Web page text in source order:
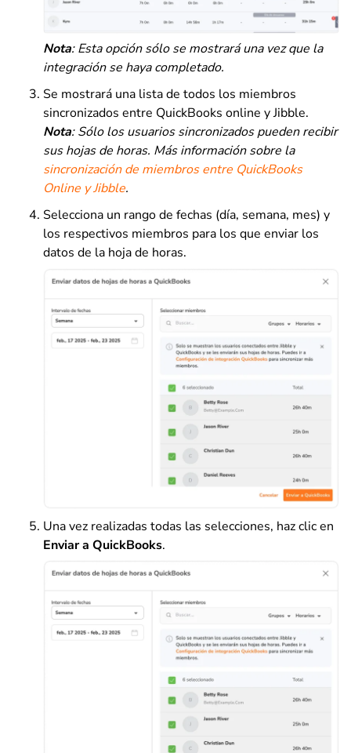
Nota: Esta opción sólo se mostrará una vez que la
integración se haya completado.
Se mostrará una lista de todos los miembros
sincronizados entre QuickBooks online y Jibble.
Nota: Sólo los usuarios sincronizados pueden recibir
sus hojas de horas. Más información sobre la
sincronización de miembros entre QuickBooks
Online y Jibble.
Selecciona un rango de fechas (día, semana, mes) y
los respectivos miembros para los que enviar los
datos de la hoja de horas.
Una vez realizadas todas las selecciones, haz clic en
Enviar a QuickBooks.